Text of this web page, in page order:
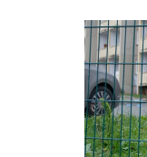
wahrheit